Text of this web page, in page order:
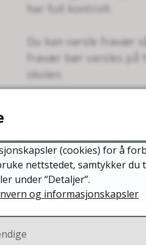
har full kontroll.
Du kan varsle fravær
fravær bør varsles
skolen.
Det viktigste
Appen Min skole vil
App Store eller
Autentisering gjøres
Alle meldinger i
(cookies) for å
nettstedet, samtykker
under “Detaljer”.
og informasjonskapsler